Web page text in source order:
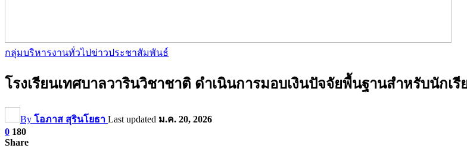
กลุ่มบริหารงานทั่วไปข่าวประชาสัมพันธ์
โรงเรียนเทศบาลวารินวิชาชาติ ดำเนินการมอบเงินปัจจัยพื้นฐานสำหรับนักเ
By โอภาส สุรินโยธา Last updated ม.ค. 20, 2026
0 180
Share